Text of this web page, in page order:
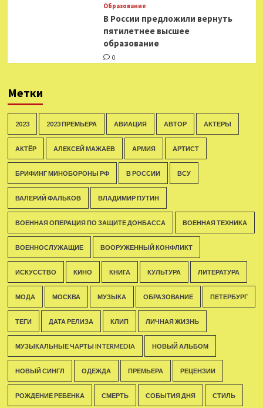
Образование
В России предложили вернуть
пятилетнее высшее
образование
0
Метки
2023 2023 ПРЕМЬЕРА АВИАЦИЯ АВТОР АКТЕРЫ
АКТЁР АЛЕКСЕЙ МАЖАЕВ АРМИЯ АРТИСТ
БРИФИНГ МИНОБОРОНЫ РФ В РОССИИ ВСУ
ВАЛЕРИЙ ФАЛЬКОВ ВЛАДИМИР ПУТИН
ВОЕННАЯ ОПЕРАЦИЯ ПО ЗАЩИТЕ ДОНБАССА ВОЕННАЯ ТЕХНИКА
ВОЕННОСЛУЖАЩИЕ ВООРУЖЕННЫЙ КОНФЛИКТ
ИСКУССТВО КИНО КНИГА КУЛЬТУРА ЛИТЕРАТУРА
МОДА МОСКВА МУЗЫКА ОБРАЗОВАНИЕ ПЕТЕРБУРГ
ТЕГИ ДАТА РЕЛИЗА КЛИП ЛИЧНАЯ ЖИЗНЬ
МУЗЫКАЛЬНЫЕ ЧАРТЫ INTERMEDIA НОВЫЙ АЛЬБОМ
НОВЫЙ СИНГЛ ОДЕЖДА ПРЕМЬЕРА РЕЦЕНЗИИ
РОЖДЕНИЕ РЕБЕНКА СМЕРТЬ СОБЫТИЯ ДНЯ СТИЛЬ